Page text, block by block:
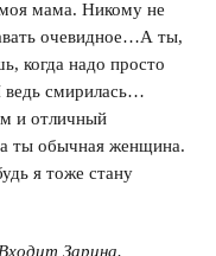
мама. Никому не
очевидное…А ты,
когда надо просто
смирилась…
и отличный
а ты обычная женщина.
я тоже стану
Зарина.